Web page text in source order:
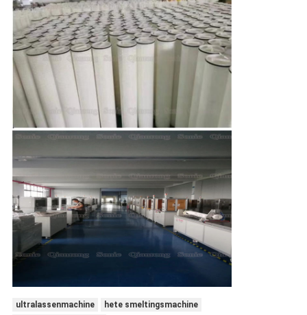
ultralassenmachine
hete smeltingsmachine